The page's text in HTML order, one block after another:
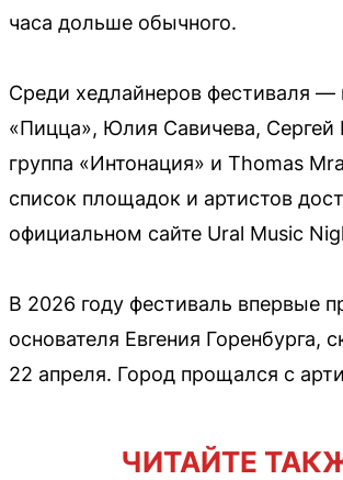
часа дольше обычного.
Среди хедлайнеров фестиваля —
«Пицца», Юлия Савичева, Сергей
группа «Интонация» и Thomas
список площадок и артистов
официальном сайте Ural Music
В 2026 году фестиваль впервые
основателя Евгения Горенбурга,
22 апреля. Город прощался с
ЧИТАЙТЕ